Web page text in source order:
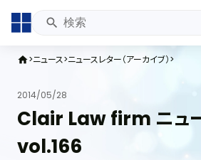
home ニュース ニュースレター（アーカイブ）
2014/05/28
Clair Law firm ニュ
vol.166